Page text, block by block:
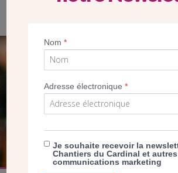
Chantiers du Cardinal. (Crédit
SEUL VOTRE DON
NOUS PERMET D’AGIR
FAIRE UN DON
Nom*
Adresse électronique*
Je souhaite recevoir la
Chantiers du Cardinal et autres
communications marketing